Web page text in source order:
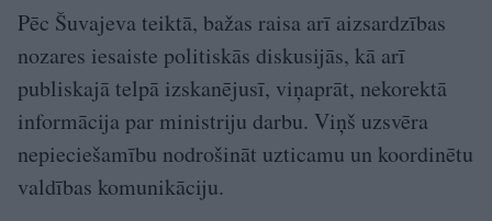
Pēc Šuvajeva teiktā, bažas raisa arī aizsardzības
nozares iesaiste politiskās diskusijās, kā arī
publiskajā telpā izskanējusī, viņaprāt, nekorektā
informācija par ministriju darbu. Viņš uzsvēra
nepieciešamību nodrošināt uzticamu un koordinētu
valdības komunikāciju.